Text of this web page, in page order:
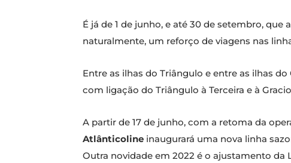
É já de 1 de junho, e até 30 de setembro,
naturalmente, um reforço de viagens nas
Entre as ilhas do Triângulo e entre as ilhas
com ligação do Triângulo à Terceira e à
A partir de 17 de junho, com a retoma da
Atlânticoline inaugurará uma nova linha
Outra novidade em 2022 é o ajustamento da